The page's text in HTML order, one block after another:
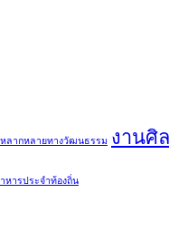
ลากหลายทางวัฒนธรรม งานศิ
หารประจำท้องถิ่น